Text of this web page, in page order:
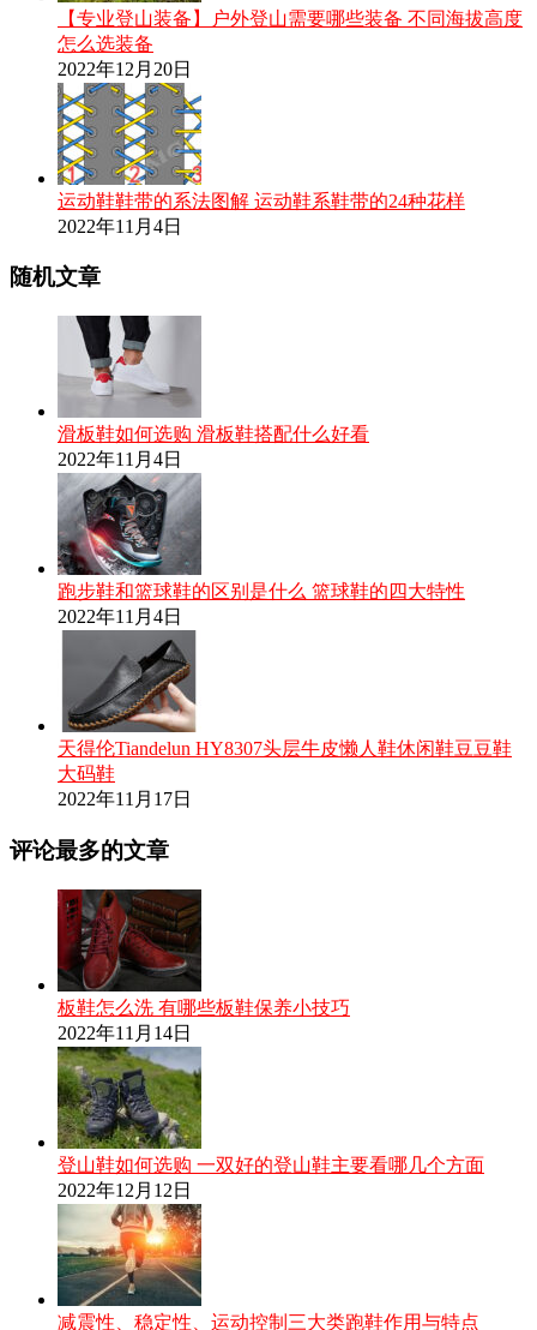
【专业登山装备】户外登山需要哪些装备 不同海拔高度
怎么选装备
2022年12月20日
运动鞋鞋带的系法图解 运动鞋系鞋带的24种花样
2022年11月4日
随机文章
滑板鞋如何选购 滑板鞋搭配什么好看
2022年11月4日
跑步鞋和篮球鞋的区别是什么 篮球鞋的四大特性
2022年11月4日
天得伦Tiandelun HY8307头层牛皮懒人鞋休闲鞋豆豆鞋
大码鞋
2022年11月17日
评论最多的文章
板鞋怎么洗 有哪些板鞋保养小技巧
2022年11月14日
登山鞋如何选购 一双好的登山鞋主要看哪几个方面
2022年12月12日
减震性、稳定性、运动控制三大类跑鞋作用与特点